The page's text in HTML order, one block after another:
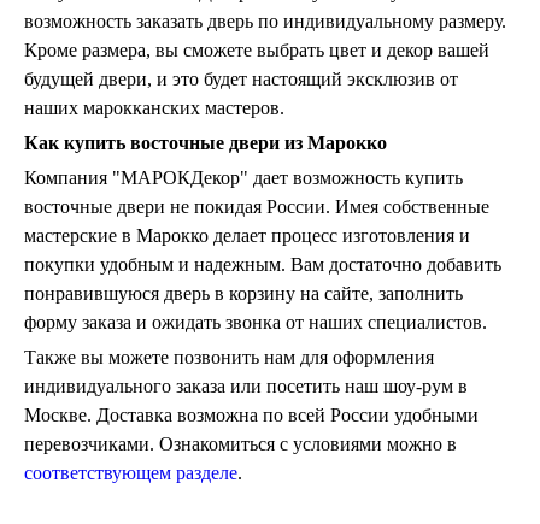
возможность заказать дверь по индивидуальному размеру.
Кроме размера, вы сможете выбрать цвет и декор вашей
будущей двери, и это будет настоящий эксклюзив от
наших марокканских мастеров.
Как купить восточные двери из Марокко
Компания "МАРОКДекор" дает возможность купить
восточные двери не покидая России. Имея собственные
мастерские в Марокко делает процесс изготовления и
покупки удобным и надежным. Вам достаточно добавить
понравившуюся дверь в корзину на сайте, заполнить
форму заказа и ожидать звонка от наших специалистов.
Также вы можете позвонить нам для оформления
индивидуального заказа или посетить наш шоу-рум в
Москве. Доставка возможна по всей России удобными
перевозчиками. Ознакомиться с условиями можно в
соответствующем разделе.